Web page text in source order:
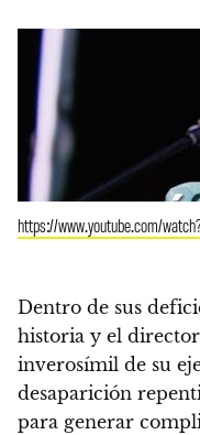
https://www.youtube.com/
Dentro de sus
historia y el
inverosímil de su
desaparición
para generar